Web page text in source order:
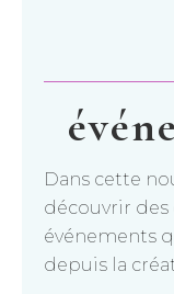
Dans cette
découvrir
événements
depuis la